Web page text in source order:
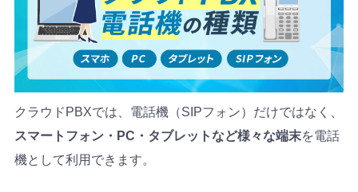
クラウドPBXでは、電話機（SIPフォン）だけではなく、
スマートフォン・PC・タブレットなど様々な端末を電話
機として利用できます。